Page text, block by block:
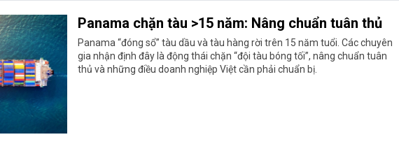
Panama chặn tàu >15 năm: Nâng chuẩn tuân thủ
Panama “đóng sổ” tàu dầu và tàu hàng rời trên 15 năm tuổi. Các chuyên
gia nhận định đây là động thái chặn “đội tàu bóng tối”, nâng chuẩn tuân
thủ và những điều doanh nghiệp Việt cần phải chuẩn bị.